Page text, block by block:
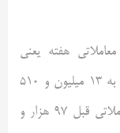
هفته یعنی
چهارشنبه ۲۴ آبان ماه ۱۴۰۲ قیمت سهام عدل به ۱۳ میلیون و ۵۱۰
هزار و ۶۱۹ تومان رسید که نسبت به روز معاملاتی قبل ۹۷ هزار و